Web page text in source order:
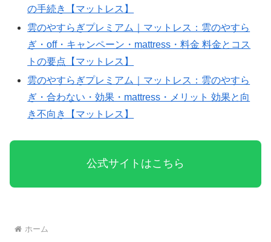
の手続き【マットレス】
雲のやすらぎプレミアム｜マットレス：雲のやすら
ぎ・off・キャンペーン・mattress・料金 料金とコス
トの要点【マットレス】
雲のやすらぎプレミアム｜マットレス：雲のやすら
ぎ・合わない・効果・mattress・メリット 効果と向
き不向き【マットレス】
公式サイトはこちら
ホーム